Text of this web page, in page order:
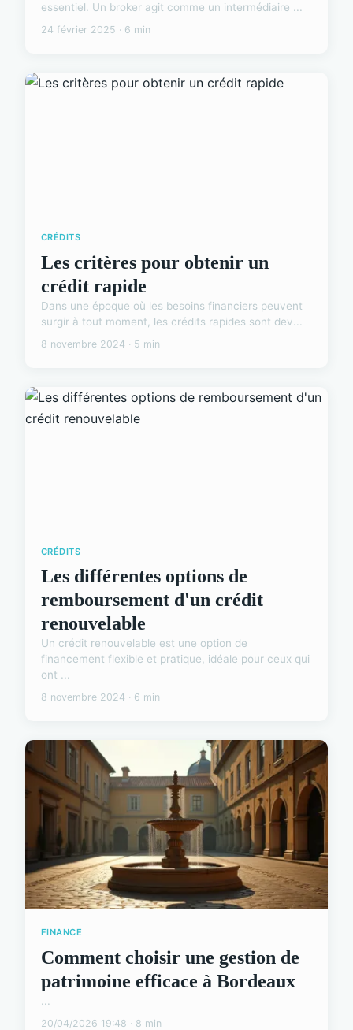
essentiel. Un broker agit comme un intermédiaire ...
24 février 2025 · 6 min
CRÉDITS
Les critères pour obtenir un
crédit rapide
Dans une époque où les besoins financiers peuvent
surgir à tout moment, les crédits rapides sont dev...
8 novembre 2024 · 5 min
CRÉDITS
Les différentes options de
remboursement d'un crédit
renouvelable
Un crédit renouvelable est une option de
financement flexible et pratique, idéale pour ceux qui
ont ...
8 novembre 2024 · 6 min
FINANCE
Comment choisir une gestion de
patrimoine efficace à Bordeaux
...
20/04/2026 19:48 · 8 min